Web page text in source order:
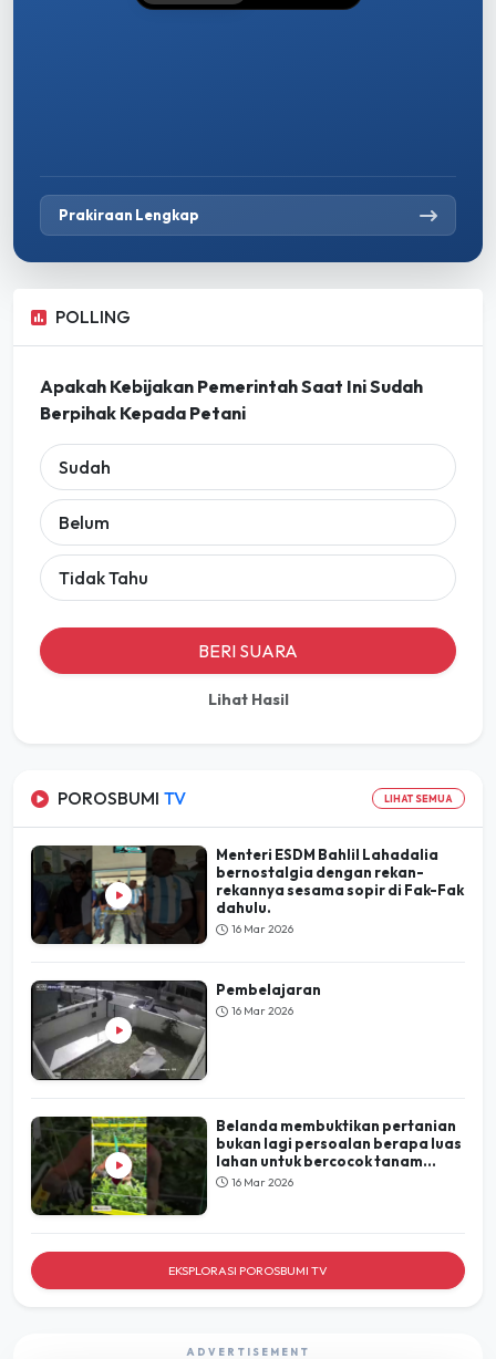
Prakiraan Lengkap
POLLING
Apakah Kebijakan Pemerintah Saat Ini Sudah
Berpihak Kepada Petani
Sudah
Belum
Tidak Tahu
BERI SUARA
Lihat Hasil
POROSBUMI TV LIHAT SEMUA
Menteri ESDM Bahlil Lahadalia
bernostalgia dengan rekan-
rekannya sesama sopir di Fak-Fak
dahulu.
16 Mar 2026
Pembelajaran
16 Mar 2026
Belanda membuktikan pertanian
bukan lagi persoalan berapa luas
lahan untuk bercocok tanam...
16 Mar 2026
EKSPLORASI POROSBUMI TV
ADVERTISEMENT